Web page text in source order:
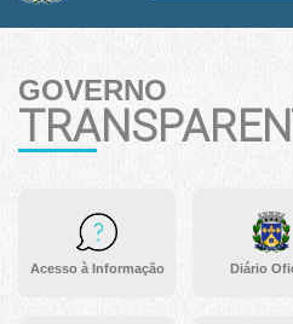
GOVERNO
Acesso à Informação Diário